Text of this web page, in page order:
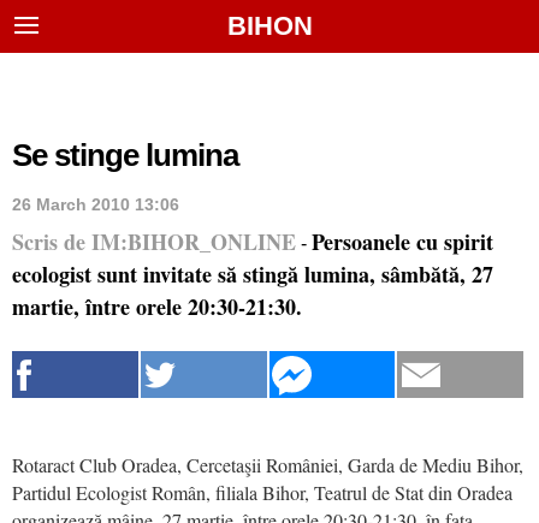
BIHON
Se stinge lumina
26 March 2010 13:06
Scris de IM:BIHOR_ONLINE - Persoanele cu spirit
ecologist sunt invitate să stingă lumina, sâmbătă, 27
martie, între orele 20:30-21:30.
Rotaract Club Oradea, Cercetaşii României, Garda de Mediu Bihor,
Partidul Ecologist Român, filiala Bihor, Teatrul de Stat din Oradea